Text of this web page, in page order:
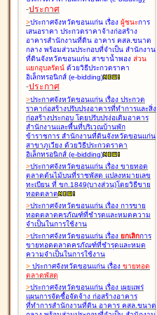
-ประกาศ
>ประกาศจังหวัดขอนแก่น เรื่อง ผู้ชนะการ
เสนอราคา ประกวดราคาจ้างก่อสร้าง
อาคารสำนักงานที่ดิน อาคาร คสล.ขนาด
กลาง พร้อมส่วนประกอบที่จำเป็น สำนักงาน
ที่ดินจังหวัดขอนแก่น สาขาน้ำพอง ส่วน
แยกอุบลรัตน์ ด้วยวิธีประกวดราคา
อิเล็กทรอนิกส์ (e-bidding)
-ประกาศ
>ประกาศจังหวัดขอนแก่น เรื่อง ประกวด
ราคาก่อสร้างปรับปรุงอาคารที่ทำการและสิ่ง
ก่อสร้างประกอบ โดยปรับปรุง่อเติมอาคาร
สำนักงานและพื้นที่บริเวณบ้านพัก
ข้าราชการ สำนักงานที่ดินจังหวัดขอนแก่น
สาขาภูเวียง ด้วยวิธีประกวดราคา
อิเล็กทรอนิกส์ (e-bidding)
>ประกาศจังหวัดขอนแก่น เรื่อง ขายทอด
ตลาดต้นไม้บนที่ราชพัสดุ แปลงหมายเลข
ทะเบียน ที่ ขก.1849(บางส่วน)โดยวิธีขาย
ทอดตลาด
>ประกาศจังหวัดขอนแก่น เรื่อง การขาย
ทอดตลาดครุภัณฑ์ที่ชำรุดและหมดความ
จำเป็นในการใช้งาน
>ประกาศจังหวัดขอนแก่น เรื่อง ยกเลิกการ
ขายทอดตลาดครุภัณฑ์ที่ชำรุดและหมด
ความจำเป็นในการใช้งาน
> ประกาศจังหวัดขอนแก่น เรื่อง ขายทอด
ตลาดพัสดุ
>ประกาศจังหวัดขอนแก่น เรื่อง เผยแพร่
แผนการจัดซื้อจัดจ้าง ก่อสร้างอาคาร
ที่ทำการสำนักงานที่ดิน อาคาร คสล.ขนาด